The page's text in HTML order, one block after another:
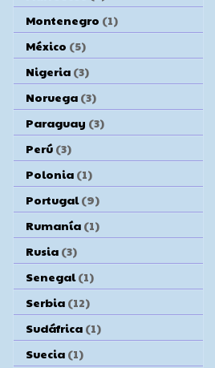
Montenegro (1)
México (5)
Nigeria (3)
Noruega (3)
Paraguay (3)
Perú (3)
Polonia (1)
Portugal (9)
Rumanía (1)
Rusia (3)
Senegal (1)
Serbia (12)
Sudáfrica (1)
Suecia (1)